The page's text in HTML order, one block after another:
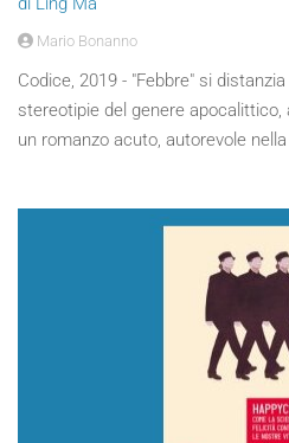
Mario Bonanno
Codice, 2019 - "Febbre" si
stereotipie del genere
un romanzo acuto, autorevole